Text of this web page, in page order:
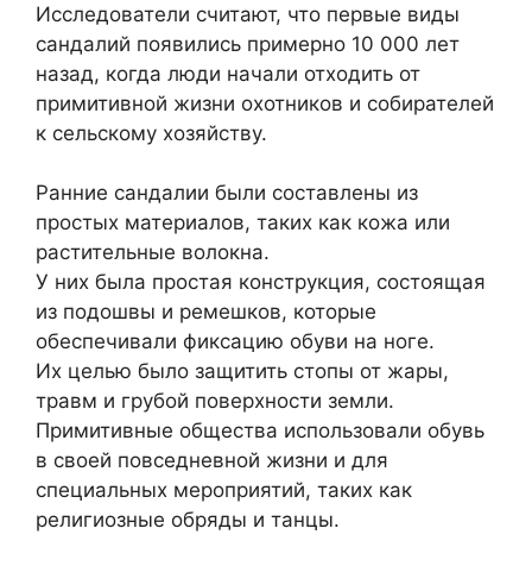
Исследователи считают, что первые виды
сандалий появились примерно 10 000 лет
назад, когда люди начали отходить от
примитивной жизни охотников и собирателей
к сельскому хозяйству.
Ранние сандалии были составлены из
простых материалов, таких как кожа или
растительные волокна.
У них была простая конструкция, состоящая
из подошвы и ремешков, которые
обеспечивали фиксацию обуви на ноге.
Их целью было защитить стопы от жары,
травм и грубой поверхности земли.
Примитивные общества использовали обувь
в своей повседневной жизни и для
специальных мероприятий, таких как
религиозные обряды и танцы.